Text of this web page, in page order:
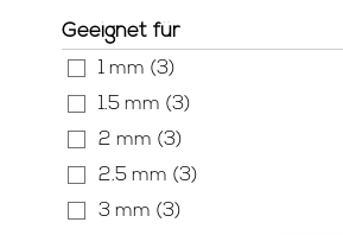
Geeignet für
1 mm (3)
1.5 mm (3)
2 mm (3)
2.5 mm (3)
3 mm (3)